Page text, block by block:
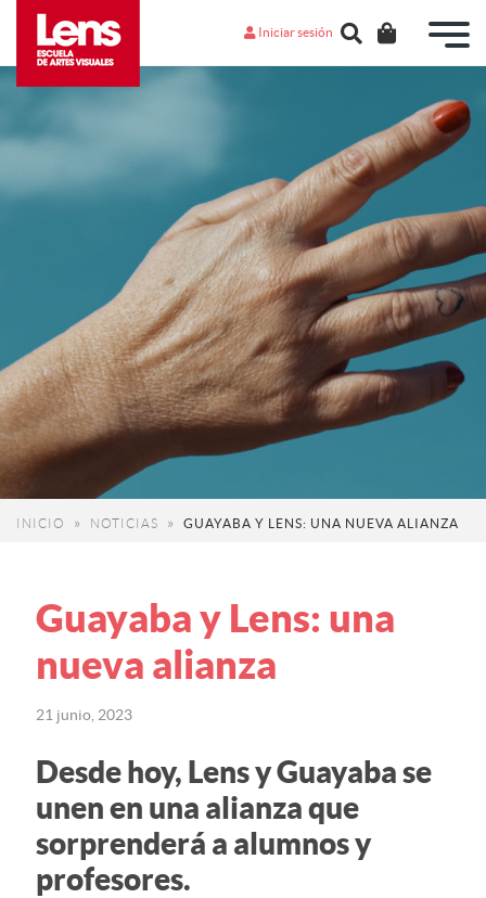
Iniciar sesión
INICIO NOTICIAS GUAYABA Y LENS: UNA NUEVA ALIANZA
Guayaba y Lens: una
nueva alianza
21 junio, 2023
Desde hoy, Lens y Guayaba se
unen en una alianza que
sorprenderá a alumnos y
profesores.